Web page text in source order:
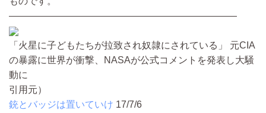
————————————————————————
「火星に子どもたちが拉致され奴隷にされている」 元CIA
の暴露に世界が衝撃、NASAが公式コメントを発表し大騒
動に
引用元）
銃とバッジは置いていけ 17/7/6